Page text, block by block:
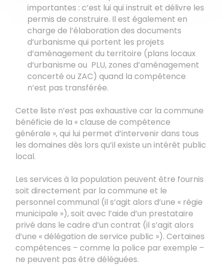
importantes : c’est lui qui instruit et délivre les
permis de construire. Il est également en
charge de l’élaboration des documents
d’urbanisme qui portent les projets
d’aménagement du territoire (plans locaux
d’urbanisme ou PLU, zones d’aménagement
concerté ou ZAC) quand la compétence
n’est pas transférée.
Cette liste n’est pas exhaustive car la commune
bénéficie de la « clause de compétence
générale », qui lui permet d’intervenir dans tous
les domaines dès lors qu’il existe un intérêt public
local.
Les services à la population peuvent être fournis
soit directement par la commune et le
personnel communal (il s’agit alors d’une « régie
municipale »), soit avec l’aide d’un prestataire
privé dans le cadre d’un contrat (il s’agit alors
d’une « délégation de service public »). Certaines
compétences – comme la police par exemple –
ne peuvent pas être déléguées.